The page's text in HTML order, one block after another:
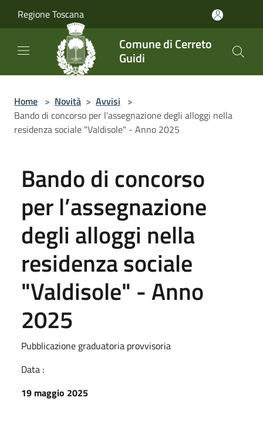
Regione Toscana
Comune di Cerreto
Guidi
Home > Novità > Avvisi >
Bando di concorso per l’assegnazione degli alloggi nella
residenza sociale "Valdisole" - Anno 2025
Bando di concorso
per l’assegnazione
degli alloggi nella
residenza sociale
"Valdisole" - Anno
2025
Pubblicazione graduatoria provvisoria
Data :
19 maggio 2025